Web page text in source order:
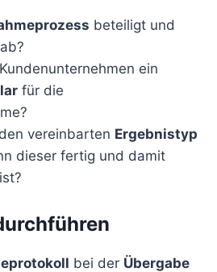
beteiligt und
ein
für die
vereinbarten Ergebnistyp
dieser fertig und damit
bei der Übergabe